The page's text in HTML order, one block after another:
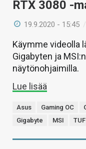
RTX 3080 -
19.9.2020 - 15:45
Käymme videolla
Gigabyten ja
näytönohjaimilla.
Lue lisää
Asus Gaming OC
Gigabyte
MSI